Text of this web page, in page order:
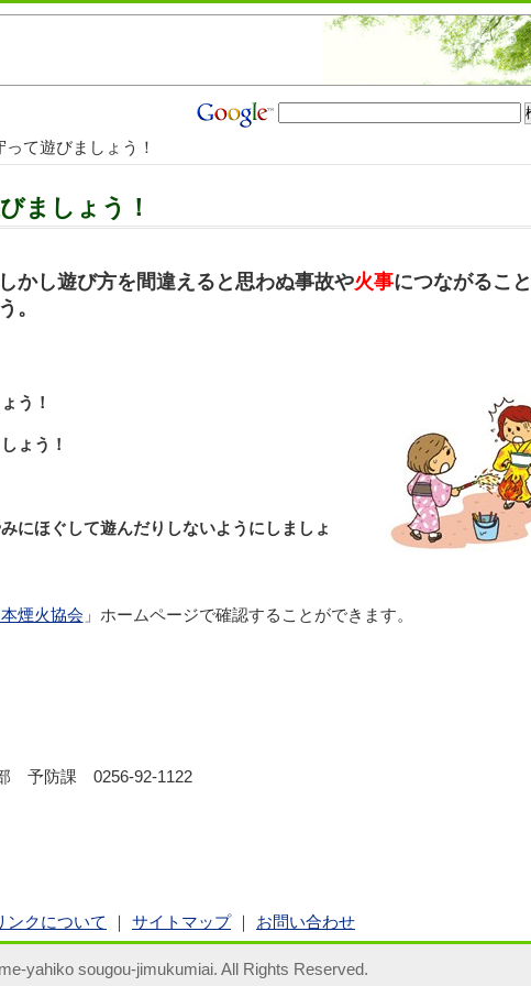
て遊びましょう！
ましょう！
かし遊び方を間違えると思わぬ事故や火事につながるこ
。
う！
ょう！
にほぐして遊んだりしないようにしましょ
煙火協会 」ホームページで確認することができます。
予防課 0256-92-1122
ンクについて サイトマップ｜ お問い合わせ
yahiko sougou-jimukumiai. All Rights Reserved.